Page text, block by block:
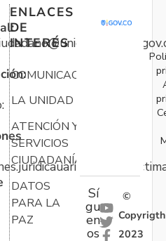
ENLACES
DE
INTERÉS
COMUNICACIONES
LA UNIDAD
ATENCIÓN Y
SERVICIOS
CIUDADANÍA
DATOS
PARA LA
PAZ
Sí
gu
en
os
©
Copyrigth
2023